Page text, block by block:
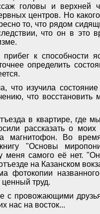
головы и верхней
центров. Но
то, что рядом
что он в это
к способности
определить
что изучила
что
в квартире, где
рассказать о
магнитофон. Во
книгу "Основы
меня самого её нет.
на Казанском
фотокопии
ценный труд.
с провожающими
нас на восток...